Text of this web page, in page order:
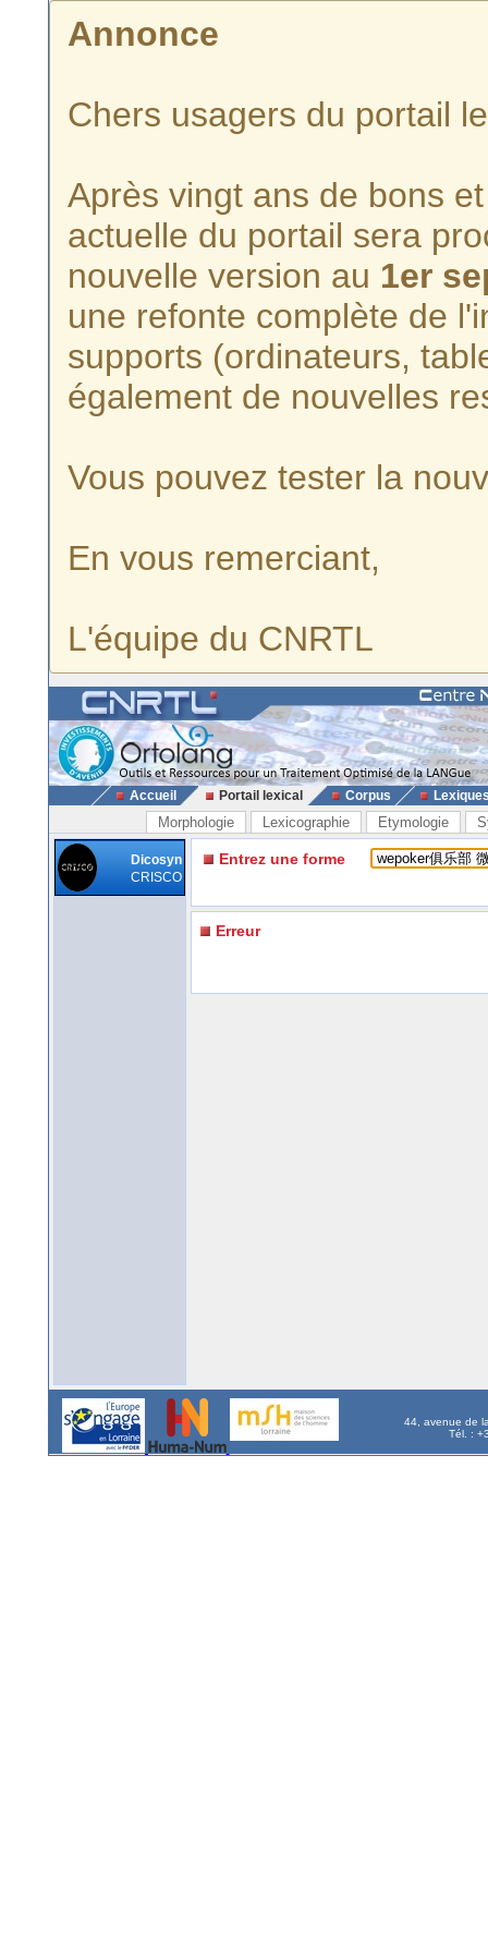
Annonce
Chers usagers du portail
Après vingt ans de bons
actuelle du portail sera
nouvelle version au 1er
une refonte complète de
supports (ordinateurs,
également de nouvelles
Vous pouvez tester la
En vous remerciant,
L'équipe du CNRTL
Accueil Portail lexical Corpus
Morphologie Lexicographie Etymologie
Dicosyn
CRISCO
Entrez une forme
Erreur
44, avenue de
Tél. :